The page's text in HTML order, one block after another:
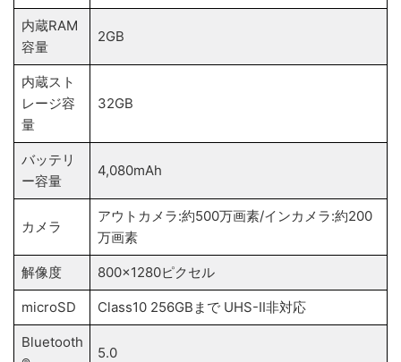
内蔵RAM
容量
2GB
内蔵スト
レージ容
量
32GB
バッテリ
ー容量
4,080mAh
カメラ
アウトカメラ:約500万画素/インカメラ:約200
万画素
解像度 800×1280ピクセル
microSD Class10 256GBまで UHS-II非対応
Bluetooth
5.0